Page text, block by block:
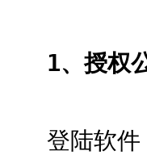
1、授权
登陆软件